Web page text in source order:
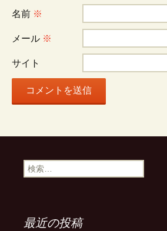
名前 ※
メール ※
サイト
検
索:
最近の投稿